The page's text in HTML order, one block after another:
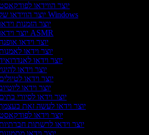
יוצר הווידאו
יוצר הווידאו של Windows
יוצר הזמנות
יוצר וידאו ASMR
יוצר וידאו
יוצר וידאו
יוצר וידאו
יוצר וידאו
יוצר וידאו
יוצר וידאו
יוצר וידאו לסיורי
יוצר וידאו לעשה זאת
יוצר וידאו
יוצר וידאו לרשתות